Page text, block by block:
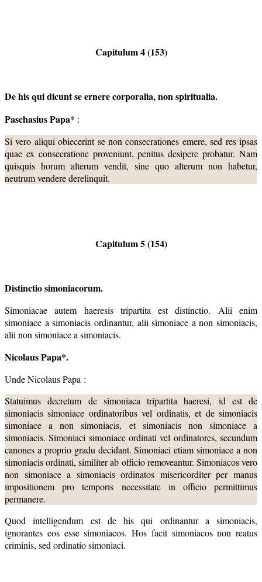
Capitulum 4 (153)
De his qui dicunt se ernere corporalia, non spiritualia.
Paschasius Papa* :
Si vero aliqui obiecerint se non consecrationes emere, sed res ipsas
quae ex consecratione proveniunt, penitus desipere probatur. Nam
quisquis horum alterum vendit, sine quo alterum non habetur,
neutrum vendere derelinquit.
Capitulum 5 (154)
Distinctio simoniacorum.
Simoniacae autem haeresis tripartita est distinctio. Alii enim
simoniace a simoniacis ordinantur, alii simoniace a non simoniacis,
alii non simoniace a simoniacis.
NicolausPapa*.
Unde Nicolaus Papa :
Statuimus decretum de simoniaca tripartita haeresi, id est de
simoniacis simoniace ordinatoribus vel ordinatis, et de simoniacis
simoniace a non simoniacis, et simoniacis non simoniace a
simoniacis. Simoniaci simoniace ordinati vel ordinatores, secundum
canones a proprio gradu decidant. Simoniaci etiam simoniace a non
simoniacis ordinati, similiter ab officio removeantur. Simoniacos vero
non simoniace a simoniacis ordinatos misericorditer per manus
impositionem pro temporis necessitate in officio permittimus
permanere.
Quod intelligendum est de his qui ordinantur a simoniacis,
ignorantes eos esse simoniacos. Hos facit simoniacos non reatus
criminis, sed ordinatio simoniaci.